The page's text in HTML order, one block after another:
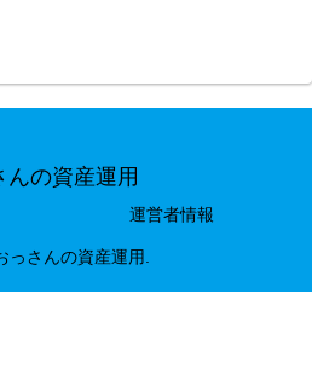
んの資産運用
運営者情報
っさんの資産運用.